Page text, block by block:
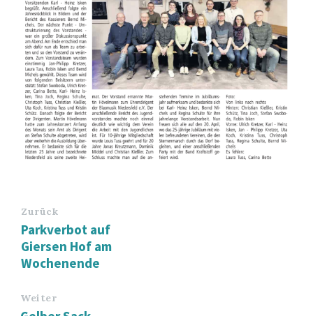
Zurück
Parkverbot auf
Giersen Hof am
Wochenende
Weiter